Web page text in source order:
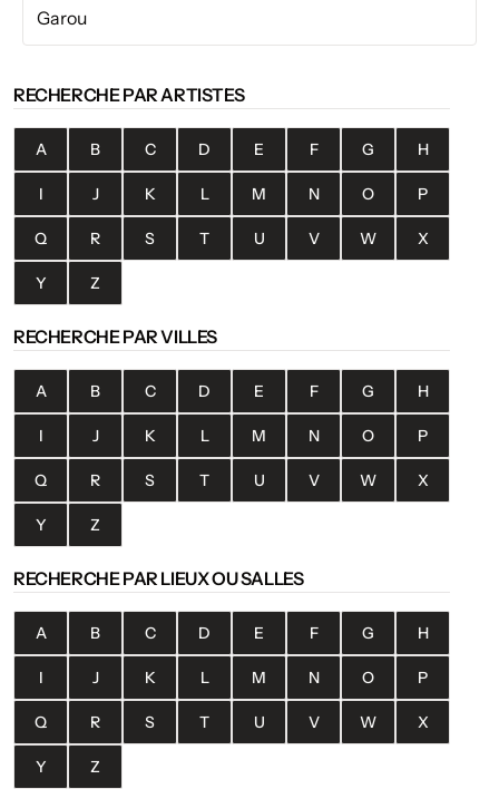
Garou
RECHERCHE PAR ARTISTES
A B C D E F G H
I J K L M N O P
Q R S T U V W X
Y Z
RECHERCHE PAR VILLES
A B C D E F G H
I J K L M N O P
Q R S T U V W X
Y Z
RECHERCHE PAR LIEUX OU SALLES
A B C D E F G H
I J K L M N O P
Q R S T U V W X
Y Z